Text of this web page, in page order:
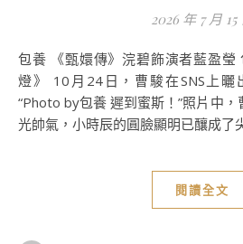
2026 年 7 月 15
包養 《甄嬛傳》浣碧飾演者藍盈瑩 包養網 童星曹駿《寶蓮
燈》 10月24日，曹駿在SNS上曬
“Photo by包養 遲到蜜斯！”照片中
光帥氣，小時辰的圓臉顯明已釀成了
閱讀全文